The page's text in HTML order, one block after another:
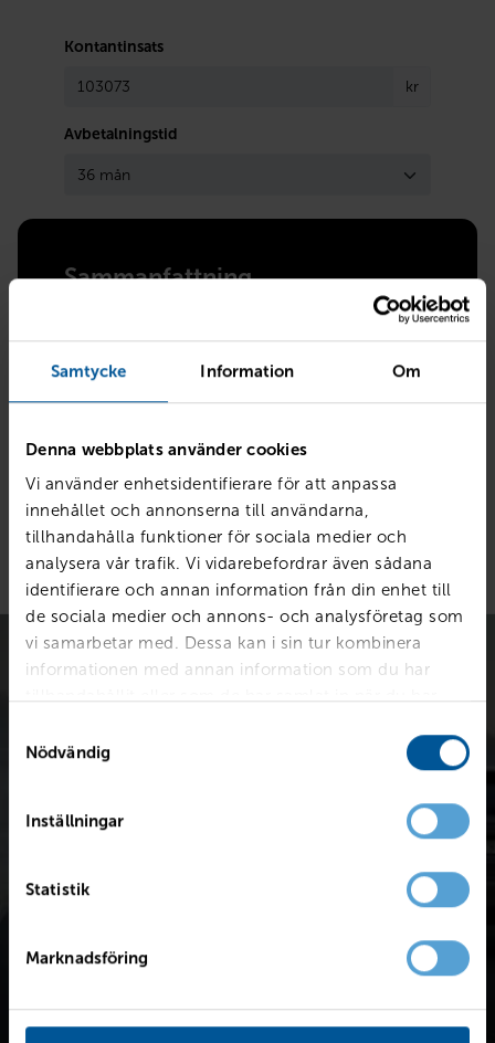
Samtycke Information Om
Denna webbplats använder cookies
Vi använder enhetsidentifierare för att anpassa
innehållet och annonserna till användarna,
tillhandahålla funktioner för sociala medier och
analysera vår trafik. Vi vidarebefordrar även sådana
identifierare och annan information från din enhet till
de sociala medier och annons- och analysföretag som
vi samarbetar med. Dessa kan i sin tur kombinera
informationen med annan information som du har
tillhandahållit eller som de har samlat in när du har
Nödvändig
Inställningar
Statistik
Marknadsföring
Kontantinsats
kr
Avbetalningstid
Sammanfattning
103 073 kr
Ränta
7.4%
Månadskostnad
6 201 kr/mån
Snabb värdering för en första uppskattning av vad din bil är